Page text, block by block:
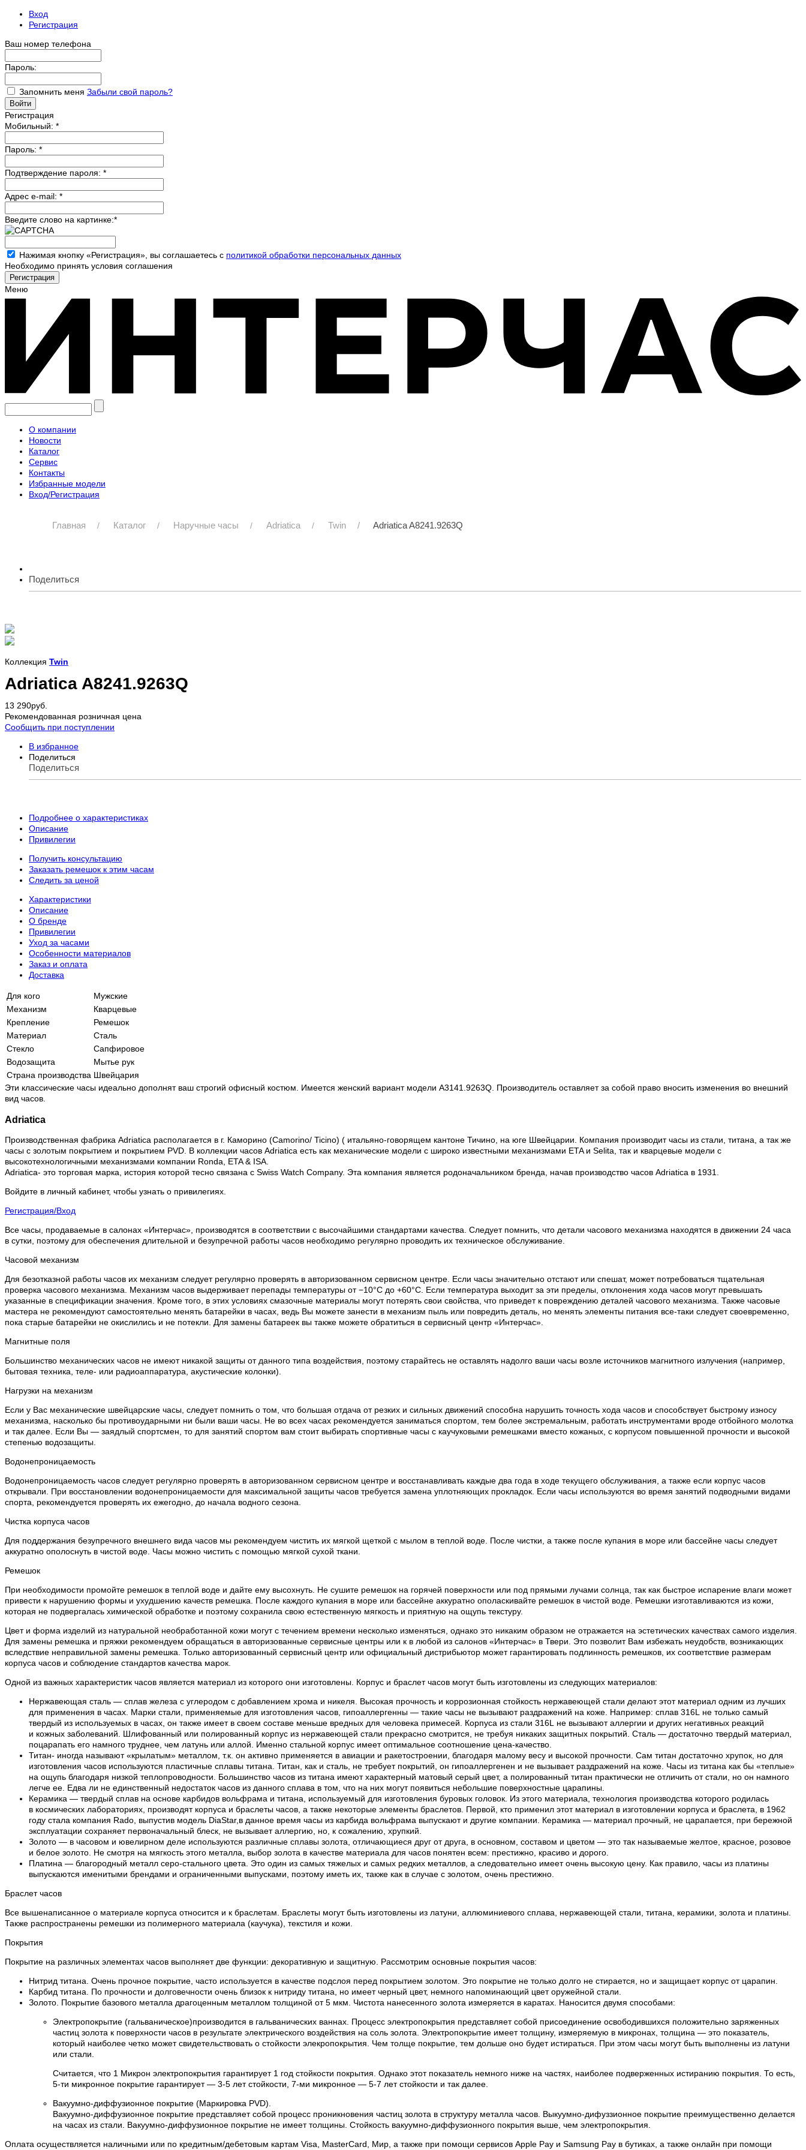
Вход
Регистрация
Ваш номер телефона
Пароль:
Запомнить меня Забыли свой пароль?
Регистрация
Мобильный: *
Пароль: *
Подтверждение пароля: *
Адрес e-mail: *
Введите слово на картинке:*
Нажимая кнопку «Регистрация», вы соглашаетесь с политикой обработки персональных данных
Необходимо принять условия соглашения
Меню
О компании
Новости
Каталог
Сервис
Контакты
Избранные модели
Вход/Регистрация
Главная Каталог Наручные часы Adriatica Twin Adriatica A8241.9263Q
Поделиться
Коллекция Twin
Adriatica A8241.9263Q
13 290руб.
Рекомендованная розничная цена
Сообщить при поступлении
В избранное
Поделиться
Поделиться
Подробнее о характеристиках
Описание
Привилегии
Получить консультацию
Заказать ремешок к этим часам
Следить за ценой
Характеристики
Описание
О бренде
Привилегии
Уход за часами
Особенности материалов
Заказ и оплата
Доставка
Для кого
Мужские
Механизм
Кварцевые
Крепление
Ремешок
Материал
Сталь
Стекло
Сапфировое
Водозащита
Мытье рук
Страна производства Швейцария
Эти классические часы идеально дополнят ваш строгий офисный костюм. Имеется женский вариант модели A3141.9263Q. Производитель оставляет за собой право вносить изменения во внешний
вид часов.
Adriatica
Производственная фабрика Adriatica располагается в г. Каморино (Camorino/ Ticino) ( итальяно-говорящем кантоне Тичино, на юге Швейцарии. Компания производит часы из стали, титана, а так же
часы с золотым покрытием и покрытием PVD. В коллекции часов Adriatica есть как механические модели с широко известными механизмами ETA и Selita, так и кварцевые модели с
высокотехнологичными механизмами компании Ronda, ETA & ISA.
Adriatica- это торговая марка, история которой тесно связана с Swiss Watch Company. Эта компания является родоначальником бренда, начав производство часов Adriatica в 1931.
Войдите в личный кабинет, чтобы узнать о привилегиях.
Регистрация/Вход
Все часы, продаваемые в салонах «Интерчас», производятся в соответствии с высочайшими стандартами качества. Следует помнить, что детали часового механизма находятся в движении 24 часа
в сутки, поэтому для обеспечения длительной и безупречной работы часов необходимо регулярно проводить их техническое обслуживание.
Часовой механизм
Для безотказной работы часов их механизм следует регулярно проверять в авторизованном сервисном центре. Если часы значительно отстают или спешат, может потребоваться тщательная
проверка часового механизма. Механизм часов выдерживает перепады температуры от −10°C до +60°C. Если температура выходит за эти пределы, отклонения хода часов могут превышать
указанные в спецификации значения. Кроме того, в этих условиях смазочные материалы могут потерять свои свойства, что приведет к повреждению деталей часового механизма. Также часовые
мастера не рекомендуют самостоятельно менять батарейки в часах, ведь Вы можете занести в механизм пыль или повредить деталь, но менять элементы питания все-таки следует своевременно,
пока старые батарейки не окислились и не потекли. Для замены батареек вы также можете обратиться в сервисный центр «Интерчас».
Магнитные поля
Большинство механических часов не имеют никакой защиты от данного типа воздействия, поэтому старайтесь не оставлять надолго ваши часы возле источников магнитного излучения (например,
бытовая техника, теле- или радиоаппаратура, акустические колонки).
Нагрузки на механизм
Если у Вас механические швейцарские часы, следует помнить о том, что большая отдача от резких и сильных движений способна нарушить точность хода часов и способствует быстрому износу
механизма, насколько бы противоударными ни были ваши часы. Не во всех часах рекомендуется заниматься спортом, тем более экстремальным, работать инструментами вроде отбойного молотка
и так далее. Если Вы — заядлый спортсмен, то для занятий спортом вам стоит выбирать спортивные часы с каучуковыми ремешками вместо кожаных, с корпусом повышенной прочности и высокой
степенью водозащиты.
Водонепроницаемость
Водонепроницаемость часов следует регулярно проверять в авторизованном сервисном центре и восстанавливать каждые два года в ходе текущего обслуживания, а также если корпус часов
открывали. При восстановлении водонепроницаемости для максимальной защиты часов требуется замена уплотняющих прокладок. Если часы используются во время занятий подводными видами
спорта, рекомендуется проверять их ежегодно, до начала водного сезона.
Чистка корпуса часов
Для поддержания безупречного внешнего вида часов мы рекомендуем чистить их мягкой щеткой с мылом в теплой воде. После чистки, а также после купания в море или бассейне часы следует
аккуратно ополоснуть в чистой воде. Часы можно чистить с помощью мягкой сухой ткани.
Ремешок
При необходимости промойте ремешок в теплой воде и дайте ему высохнуть. Не сушите ремешок на горячей поверхности или под прямыми лучами солнца, так как быстрое испарение влаги может
привести к нарушению формы и ухудшению качеств ремешка. После каждого купания в море или бассейне аккуратно ополаскивайте ремешок в чистой воде. Ремешки изготавливаются из кожи,
которая не подвергалась химической обработке и поэтому сохранила свою естественную мягкость и приятную на ощупь текстуру.
Цвет и форма изделий из натуральной необработанной кожи могут с течением времени несколько изменяться, однако это никаким образом не отражается на эстетических качествах самого изделия.
Для замены ремешка и пряжки рекомендуем обращаться в авторизованные сервисные центры или к в любой из салонов «Интерчас» в Твери. Это позволит Вам избежать неудобств, возникающих
вследствие неправильной замены ремешка. Только авторизованный сервисный центр или официальный дистрибьютор может гарантировать подлинность ремешков, их соответствие размерам
корпуса часов и соблюдение стандартов качества марок.
Одной из важных характеристик часов является материал из которого они изготовлены. Корпус и браслет часов могут быть изготовлены из следующих материалов:
Нержавеющая сталь — сплав железа с углеродом с добавлением хрома и никеля. Высокая прочность и коррозионная стойкость нержавеющей стали делают этот материал одним из лучших
для применения в часах. Марки стали, применяемые для изготовления часов, гипоаллергенны — такие часы не вызывают раздражений на коже. Например: сплав 316L не только самый
твердый из используемых в часах, он также имеет в своем составе меньше вредных для человека примесей. Корпуса из стали 316L не вызывают аллергии и других негативных реакций
и кожных заболеваний. Шлифованный или полированный корпус из нержавеющей стали прекрасно смотрится, не требуя никаких защитных покрытий. Сталь — достаточно твердый материал,
поцарапать его намного труднее, чем латунь или аллой. Именно стальной корпус имеет оптимальное соотношение цена-качество.
Титан- иногда называют «крылатым» металлом, т.к. он активно применяется в авиации и ракетостроении, благодаря малому весу и высокой прочности. Сам титан достаточно хрупок, но для
изготовления часов используются пластичные сплавы титана. Титан, как и сталь, не требует покрытий, он гипоаллергенен и не вызывает раздражений на коже. Часы из титана как бы «теплые»
на ощупь благодаря низкой теплопроводности. Большинство часов из титана имеют характерный матовый серый цвет, а полированный титан практически не отличить от стали, но он намного
легче ее. Едва ли не единственный недостаток часов из данного сплава в том, что на них могут появиться небольшие поверхностные царапины.
Керамика — твердый сплав на основе карбидов вольфрама и титана, используемый для изготовления буровых головок. Из этого материала, технология производства которого родилась
в космических лабораториях, производят корпуса и браслеты часов, а также некоторые элементы браслетов. Первой, кто применил этот материал в изготовлении корпуса и браслета, в 1962
году стала компания Rado, выпустив модель DiaStar,в данное время часы из карбида вольфрама выпускают и другие компании. Керамика — материал прочный, не царапается, при бережной
эксплуатации сохраняет первоначальный блеск, не вызывает аллергию, но, к сожалению, хрупкий.
Золото — в часовом и ювелирном деле используются различные сплавы золота, отличающиеся друг от друга, в основном, составом и цветом — это так называемые желтое, красное, розовое
и белое золото. Не смотря на мягкость этого металла, выбор золота в качестве материала для часов понятен всем: престижно, красиво и дорого.
Платина — благородный металл серо-стального цвета. Это один из самых тяжелых и самых редких металлов, а следовательно имеет очень высокую цену. Как правило, часы из платины
выпускаются именитыми брендами и ограниченными выпусками, поэтому иметь их, также как в случае с золотом, очень престижно.
Браслет часов
Все вышенаписанное о материале корпуса относится и к браслетам. Браслеты могут быть изготовлены из латуни, аллюминиевого сплава, нержавеющей стали, титана, керамики, золота и платины.
Также распространены ремешки из полимерного материала (каучука), текстиля и кожи.
Покрытия
Покрытие на различных элементах часов выполняет две функции: декоративную и защитную. Рассмотрим основные покрытия часов:
Нитрид титана. Очень прочное покрытие, часто используется в качестве подслоя перед покрытием золотом. Это покрытие не только долго не стирается, но и защищает корпус от царапин.
Карбид титана. По прочности и долговечности очень близок к нитриду титана, но имеет черный цвет, немного напоминающий цвет оружейной стали.
Золото. Покрытие базового металла драгоценным металлом толщиной от 5 мкм. Чистота нанесенного золота измеряется в каратах. Наносится двумя способами:
Электропокрытие (гальваническое)производится в гальванических ваннах. Процесс электропокрытия представляет собой присоединение освободившихся положительно заряженных
частиц золота к поверхности часов в результате электрического воздействия на соль золота. Электропокрытие имеет толщину, измеряемую в микронах, толщина — это показатель,
который наиболее четко может свидетельствовать о стойкости элекропокрытия. Чем толще покрытие, тем дольше оно будет истираться. При этом часы могут быть выполнены из латуни
или стали.
Считается, что 1 Микрон электропокрытия гарантирует 1 год стойкости покрытия. Однако этот показатель немного ниже на частях, наиболее подверженных истиранию покрытия. То есть,
5-ти микронное покрытие гарантирует — 3-5 лет стойкости, 7-ми микронное — 5-7 лет стойкости и так далее.
Вакуумно-диффузионное покрытие (Маркировка PVD).
Вакуумно-диффузионное покрытие представляет собой процесс проникновения частиц золота в структуру металла часов. Выкуумно-дифуззионное покрытие преимущественно делается
на часах из стали. Вакуумно-диффузионное покрытие не имеет толщины. Стойкость вакуумно-диффузионного покрытия выше, чем электропокрытия.
Оплата осуществляется наличными или по кредитным/дебетовым картам Visa, MasterCard, Мир, а также при помощи сервисов Apple Pay и Samsung Pay в бутиках, а также онлайн при помощи